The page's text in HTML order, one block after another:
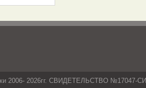
2006- 2026гг. СВИДЕТЕЛЬСТВО №17047-СИ